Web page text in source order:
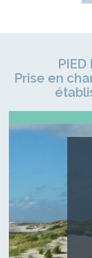
PIED
Prise en